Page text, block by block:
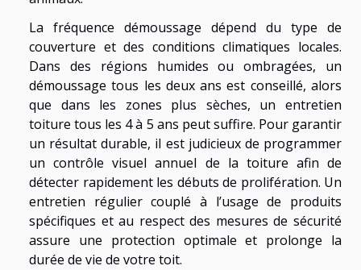
La fréquence démoussage dépend du type de
couverture et des conditions climatiques locales.
Dans des régions humides ou ombragées, un
démoussage tous les deux ans est conseillé, alors
que dans les zones plus sèches, un entretien
toiture tous les 4 à 5 ans peut suffire. Pour garantir
un résultat durable, il est judicieux de programmer
un contrôle visuel annuel de la toiture afin de
détecter rapidement les débuts de prolifération. Un
entretien régulier couplé à l’usage de produits
spécifiques et au respect des mesures de sécurité
assure une protection optimale et prolonge la
durée de vie de votre toit.